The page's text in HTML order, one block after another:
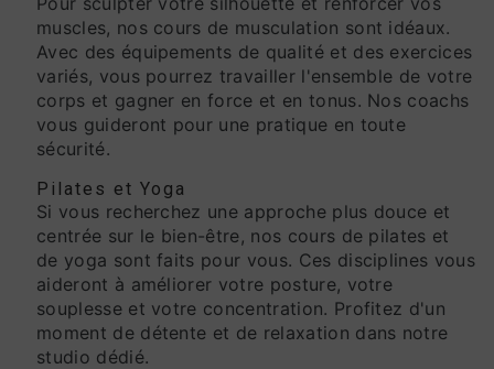
muscles, nos cours de musculation sont idéaux.
Avec des équipements de qualité et des exercices
variés, vous pourrez travailler l'ensemble de votre
corps et gagner en force et en tonus. Nos coachs
vous guideront pour une pratique en toute
sécurité.
Pilates et Yoga
Si vous recherchez une approche plus douce et
centrée sur le bien-être, nos cours de pilates et
de yoga sont faits pour vous. Ces disciplines vous
aideront à améliorer votre posture, votre
souplesse et votre concentration. Profitez d'un
moment de détente et de relaxation dans notre
studio dédié.